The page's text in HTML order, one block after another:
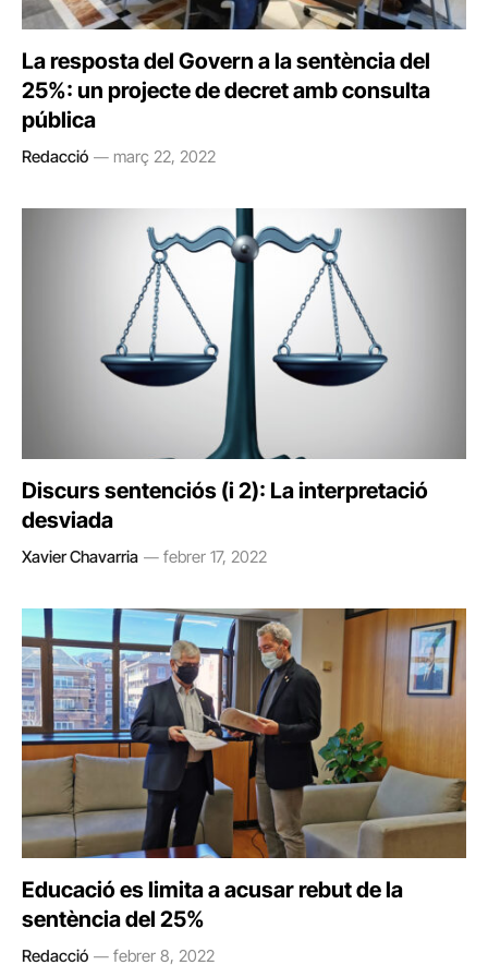
La resposta del Govern a la sentència del
25%: un projecte de decret amb consulta
pública
Redacció març 22, 2022
Discurs sentenciós (i 2): La interpretació
desviada
Xavier Chavarria febrer 17, 2022
Educació es limita a acusar rebut de la
sentència del 25%
Redacció febrer 8, 2022